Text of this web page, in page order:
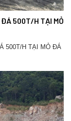
ĐÁ 500T/H TẠI MỎ
500T/H TẠI MỎ ĐÁ